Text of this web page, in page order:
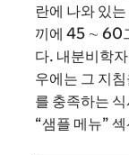
란에 나와 있
끼에 45 ∼ 60
다. 내분비학
우에는 그 지
를 충족하는
“샘플 메뉴”